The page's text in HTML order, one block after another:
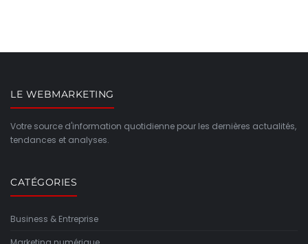
LE WEBMARKETING
Votre source d'information quotidienne pour les dernières actualités,
tendances et analyses.
CATÉGORIES
Business & Entreprise